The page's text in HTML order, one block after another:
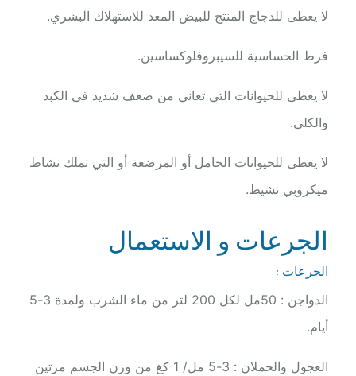
لا يعطى للدجاج المنتج للبيض المعد للاستهلاك البشري.
فرط الحساسية للسيبروفلوكساسين.
لا يعطى للحيوانات التي تعاني من ضعف شديد في الكبد
والكلى.
لا يعطى للحيوانات الحامل أو المرضعة أو التي تملك نشاط
ميكروبي نشيط.
الجرعات و الاستعمال
الجرعات :
الدواجن : 50مل لكل 200 لتر من ماء الشرب ولمدة 3-5
أيام.
العجول والحملان : 3-5 مل/ 1 كغ من وزن الجسم مرتين